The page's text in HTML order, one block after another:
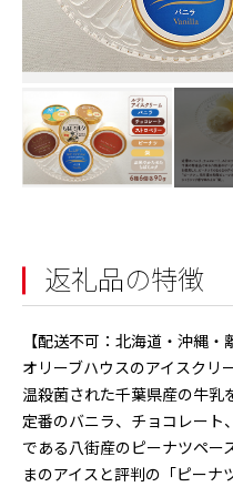
返礼品の特徴
【配送不可：北海道・沖縄・
オリーブハウスのアイスクリ
温殺菌された千葉県産の牛乳
定番のバニラ、チョコレート
である八街産のピーナツペー
まのアイスと評判の「ピーナ